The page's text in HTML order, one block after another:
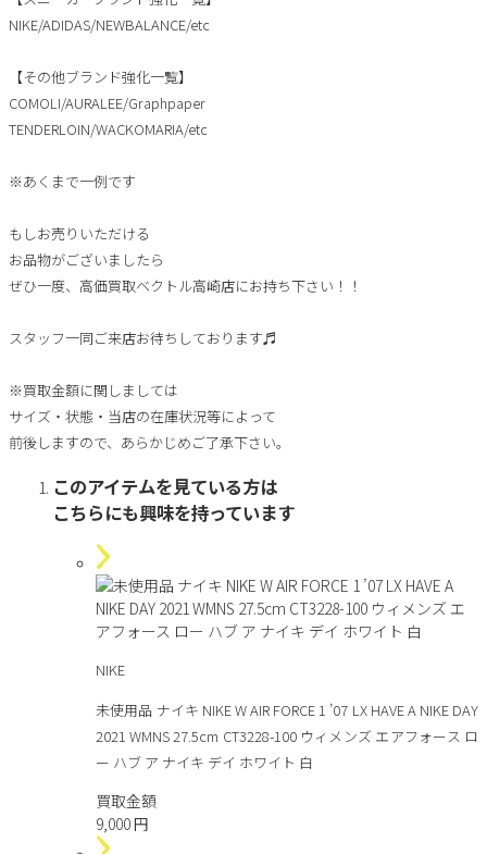
NIKE/ADIDAS/NEWBALANCE/etc
【その他ブランド強化一覧】
COMOLI/AURALEE/Graphpaper
TENDERLOIN/WACKOMARIA/etc
※あくまで一例です
もしお売りいただける
お品物がございましたら
ぜひ一度、高価買取ベクトル高崎店にお持ち下さい！！
スタッフ一同ご来店お待ちしております♬
※買取金額に関しましては
サイズ・状態・当店の在庫状況等によって
前後しますので、あらかじめご了承下さい。
このアイテムを見ている方は
こちらにも興味を持っています
NIKE
未使用品 ナイキ NIKE W AIR FORCE 1 ’07 LX HAVE A NIKE DAY
2021 WMNS 27.5cm CT3228-100 ウィメンズ エアフォース ロ
ー ハブ ア ナイキ デイ ホワイト 白
買取金額
9,000円